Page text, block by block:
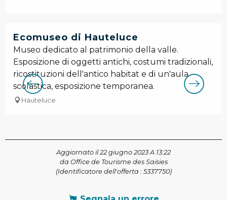
Ecomuseo di Hauteluce
Museo dedicato al patrimonio della valle.
Esposizione di oggetti antichi, costumi tradizionali,
ricostituzioni dell'antico habitat e di un'aula
scolastica, esposizione temporanea.
Hauteluce
Aggiornato il 22 giugno 2023 A 13:22
da Office de Tourisme des Saisies
(Identificatore dell'offerta : 5337750)